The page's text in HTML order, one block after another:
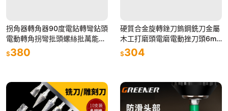
拐角器轉角器90度電鉆轉彎鉆頭
電動轉角拐彎批頭螺絲批萬能螺
絲刀
$380
硬質合金旋轉銼刀鎢鋼銑刀金屬
木工打磨頭電磨電動挫刀頭6m
mAFC型
$304